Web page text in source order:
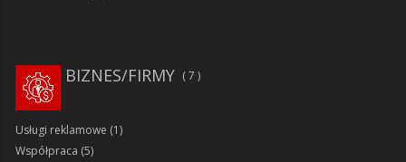
7
BIZNES/FIRMY
Usługi reklamowe (1)
Współpraca (5)